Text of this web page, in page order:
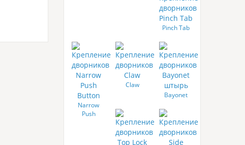
Pinch Tab
Narrow
Push
Claw
Bayonet